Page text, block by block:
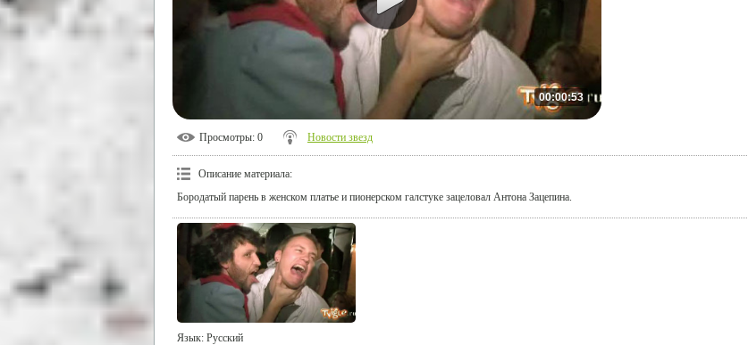
00:00:53
Просмотры: 0 Новости звезд
Описание материала:
Бородатый парень в женском платье и пионерском галстуке зацеловал Антона Зацепина.
Язык: Русский